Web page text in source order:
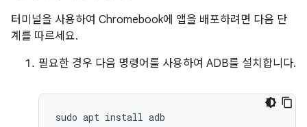
터미널을 사용하여 Chromebook에 앱을 배포하려면 다음 단
계를 따르세요.
필요한 경우 다음 명령어를 사용하여 ADB를 설치합니다.